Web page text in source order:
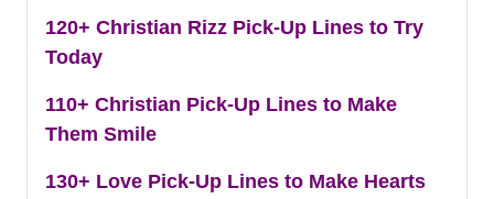
120+ Christian Rizz Pick-Up Lines to Try
Today
110+ Christian Pick-Up Lines to Make
Them Smile
130+ Love Pick-Up Lines to Make Hearts